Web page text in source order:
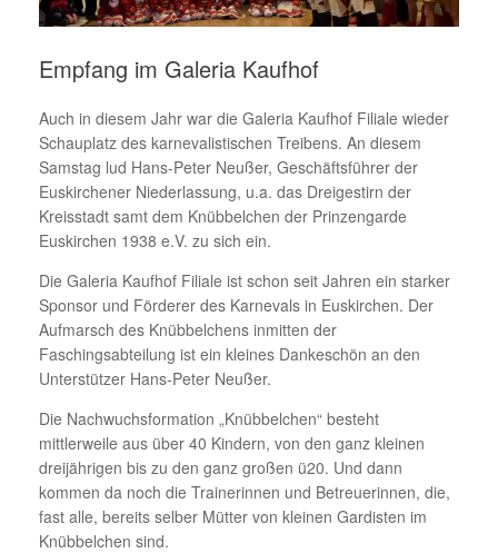
Empfang im Galeria Kaufhof
Auch in diesem Jahr war die Galeria Kaufhof Filiale wieder
Schauplatz des karnevalistischen Treibens. An diesem
Samstag lud Hans-Peter Neußer, Geschäftsführer der
Euskirchener Niederlassung, u.a. das Dreigestirn der
Kreisstadt samt dem Knübbelchen der Prinzengarde
Euskirchen 1938 e.V. zu sich ein.
Die Galeria Kaufhof Filiale ist schon seit Jahren ein starker
Sponsor und Förderer des Karnevals in Euskirchen. Der
Aufmarsch des Knübbelchens inmitten der
Faschingsabteilung ist ein kleines Dankeschön an den
Unterstützer Hans-Peter Neußer.
Die Nachwuchsformation „Knübbelchen“ besteht
mittlerweile aus über 40 Kindern, von den ganz kleinen
dreijährigen bis zu den ganz großen ü20. Und dann
kommen da noch die Trainerinnen und Betreuerinnen, die,
fast alle, bereits selber Mütter von kleinen Gardisten im
Knübbelchen sind.